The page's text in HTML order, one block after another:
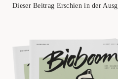
Die­ser Bei­trag Erschien in der